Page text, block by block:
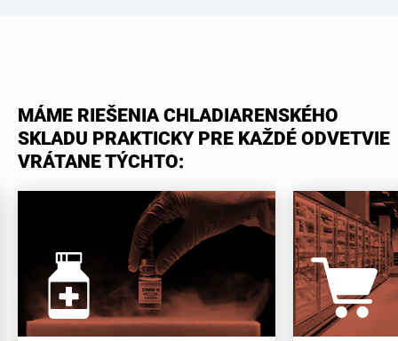
MÁME RIEŠENIA CHLADIARENSKÉHO
SKLADU PRAKTICKY PRE KAŽDÉ ODVETVIE
VRÁTANE TÝCHTO: